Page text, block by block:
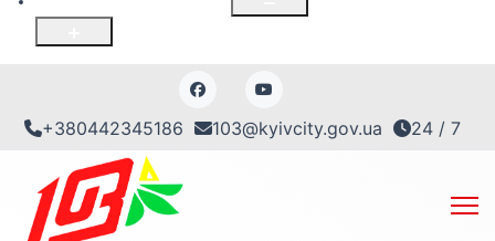
+380442345186 103@kyivcity.gov.ua 24 / 7